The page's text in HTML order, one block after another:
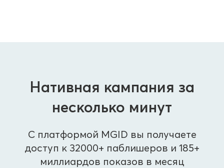
Нативная кампания за
несколько минут
С платформой MGID вы получаете
доступ к 32000+ паблишеров и 185+
миллиардов показов в месяц